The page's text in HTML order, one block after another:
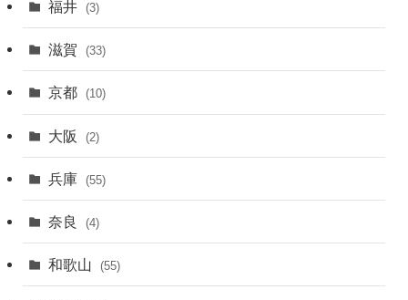
福井 (3)
滋賀 (33)
京都 (10)
大阪 (2)
兵庫 (55)
奈良 (4)
和歌山 (55)